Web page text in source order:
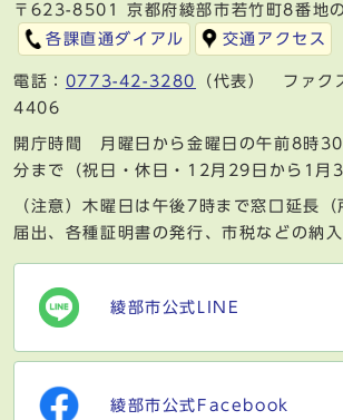
〒623-8501 京都府綾部市若竹町8番地
各課直通ダイアル
交通アクセス
電話： 0773-42-3280
（代表） ファ
4406
開庁時間 月曜日から金曜日の午前8時
分まで（祝日・休日・12月29日から1月3
（注意）木曜日は午後7時まで窓口延長
届出、各種証明書の発行、市税などの納入
綾部市公式LINE
綾部市公式Facebook